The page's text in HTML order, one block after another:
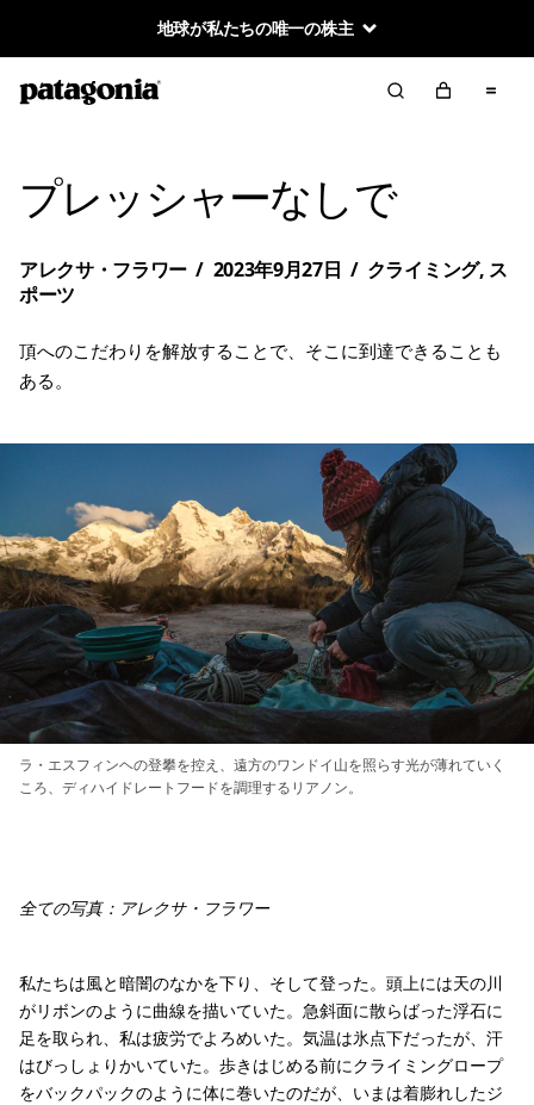
地球が私たちの唯一の株主
プレッシャーなしで
アレクサ・フラワー / 2023年9月27日 / クライミング, ス
ポーツ
頂へのこだわりを解放することで、そこに到達できることも
ある。
ラ・エスフィンヘの登攀を控え、遠方のワンドイ山を照らす光が薄れていく
ころ、ディハイドレートフードを調理するリアノン。
全ての写真：アレクサ・フラワー
私たちは風と暗闇のなかを下り、そして登った。頭上には天の川
がリボンのように曲線を描いていた。急斜面に散らばった浮石に
足を取られ、私は疲労でよろめいた。気温は氷点下だったが、汗
はびっしょりかいていた。歩きはじめる前にクライミングロープ
をバックパックのように体に巻いたのだが、いまは着膨れしたジ